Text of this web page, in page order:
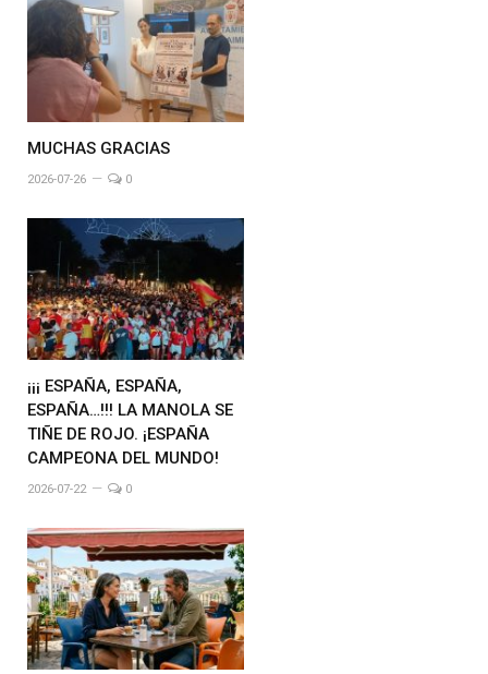
MUCHAS GRACIAS
2026-07-26 0
¡¡¡ ESPAÑA, ESPAÑA,
ESPAÑA…!!! LA MANOLA SE
TIÑE DE ROJO. ¡ESPAÑA
CAMPEONA DEL MUNDO!
2026-07-22 0